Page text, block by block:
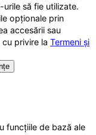
să fie utilizate.
opționale prin
accesării sau
privire la Termeni și
funcțiile de bază ale